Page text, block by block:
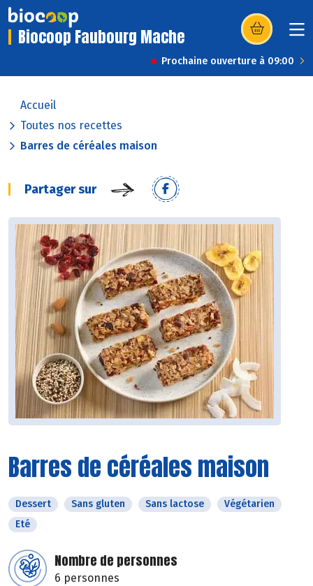
Biocoop Faubourg Mache (s’ouvre dans
Prochaine ouverture à 09:00
Accueil
Toutes nos recettes
Barres de céréales maison
Partager sur
Barres de céréales maison
Dessert Sans gluten Sans lactose
Végétarien
Eté
Nombre de personnes
6 personnes